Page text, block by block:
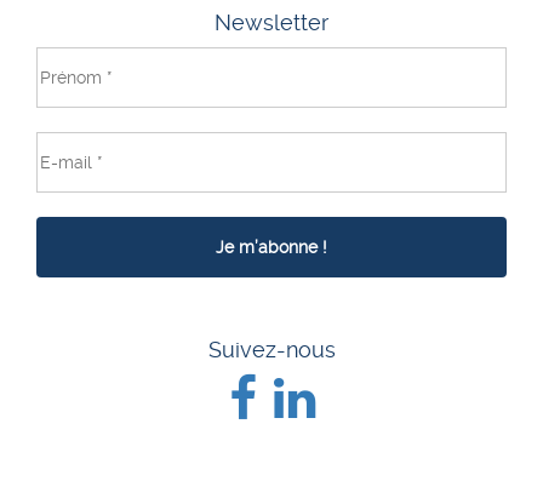
Newsletter
Suivez-nous